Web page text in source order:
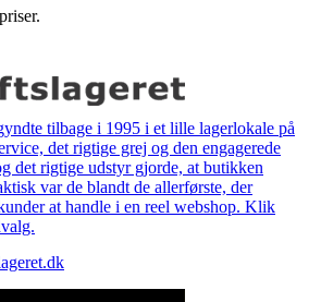
tilbage i 1995 i et lille lagerlokale på
det rigtige grej og den engagerede
det rigtige udstyr gjorde, at butikken
var de blandt de allerførste, der
at handle i en reel webshop. Klik